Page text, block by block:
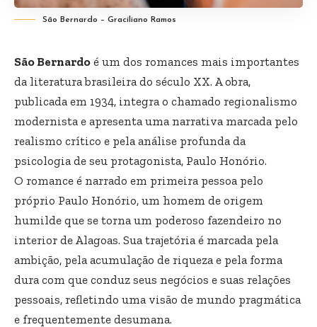
São Bernardo – Graciliano Ramos
São Bernardo é um dos romances mais importantes
da literatura brasileira do século XX. A obra,
publicada em 1934, integra o chamado regionalismo
modernista e apresenta uma narrativa marcada pelo
realismo crítico e pela análise profunda da
psicologia de seu protagonista, Paulo Honório.
O romance é narrado em primeira pessoa pelo
próprio Paulo Honório, um homem de origem
humilde que se torna um poderoso fazendeiro no
interior de Alagoas. Sua trajetória é marcada pela
ambição, pela acumulação de riqueza e pela forma
dura com que conduz seus negócios e suas relações
pessoais, refletindo uma visão de mundo pragmática
e frequentemente desumana.